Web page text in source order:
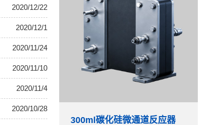
2020/12/22
2020/12/1
2020/11/24
2020/11/10
2020/11/4
2020/10/28
300ml碳化硅微通道反应器